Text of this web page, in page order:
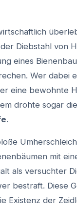
Diebstahl von
eines
Wer dabei
eine bewohnte
drohte sogar die
.
mit
als versuchter
bestraft. Diese
Existenz der